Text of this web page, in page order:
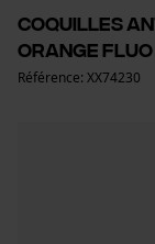
Coquilles
orange fluo
Référence: XX74230